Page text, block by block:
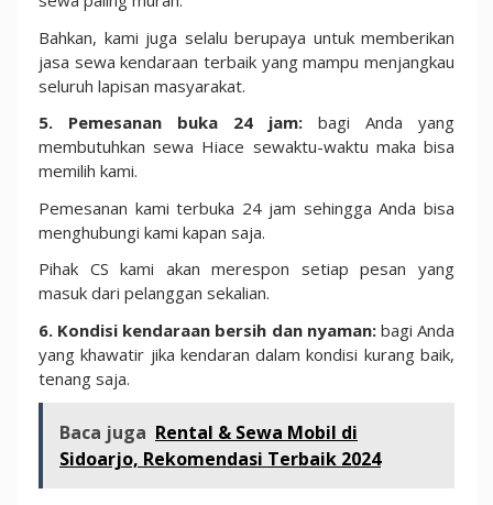
Bahkan, kami juga selalu berupaya untuk memberikan
jasa sewa kendaraan terbaik yang mampu menjangkau
seluruh lapisan masyarakat.
5. Pemesanan buka 24 jam: bagi Anda yang
membutuhkan sewa Hiace sewaktu-waktu maka bisa
memilih kami.
Pemesanan kami terbuka 24 jam sehingga Anda bisa
menghubungi kami kapan saja.
Pihak CS kami akan merespon setiap pesan yang
masuk dari pelanggan sekalian.
6. Kondisi kendaraan bersih dan nyaman: bagi Anda
yang khawatir jika kendaran dalam kondisi kurang baik,
tenang saja.
Baca juga Rental & Sewa Mobil di
Sidoarjo, Rekomendasi Terbaik 2024